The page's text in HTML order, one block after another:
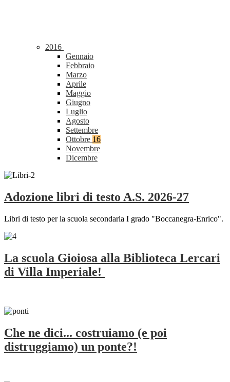
2016
Gennaio
Febbraio
Marzo
Aprile
Maggio
Giugno
Luglio
Agosto
Settembre
Ottobre 16
Novembre
Dicembre
Adozione libri di testo A.S. 2026-27
Libri di testo per la scuola secondaria I grado "Boccanegra-Enrico".
La scuola Gioiosa alla Biblioteca Lercari
di Villa Imperiale!
Che ne dici... costruiamo (e poi
distruggiamo) un ponte?!